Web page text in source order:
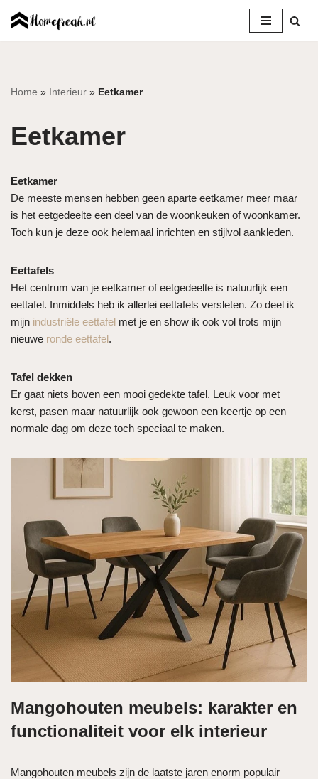
inhoud
Home » Interieur » Eetkamer
Eetkamer
Eetkamer
De meeste mensen hebben geen aparte eetkamer meer maar
is het eetgedeelte een deel van de woonkeuken of woonkamer.
Toch kun je deze ook helemaal inrichten en stijlvol aankleden.
Eettafels
Het centrum van je eetkamer of eetgedeelte is natuurlijk een
eettafel. Inmiddels heb ik allerlei eettafels versleten. Zo deel ik
mijn industriële eettafel met je en show ik ook vol trots mijn
nieuwe ronde eettafel.
Tafel dekken
Er gaat niets boven een mooi gedekte tafel. Leuk voor met
kerst, pasen maar natuurlijk ook gewoon een keertje op een
normale dag om deze toch speciaal te maken.
Mangohouten meubels: karakter en
functionaliteit voor elk interieur
Mangohouten meubels zijn de laatste jaren enorm populair